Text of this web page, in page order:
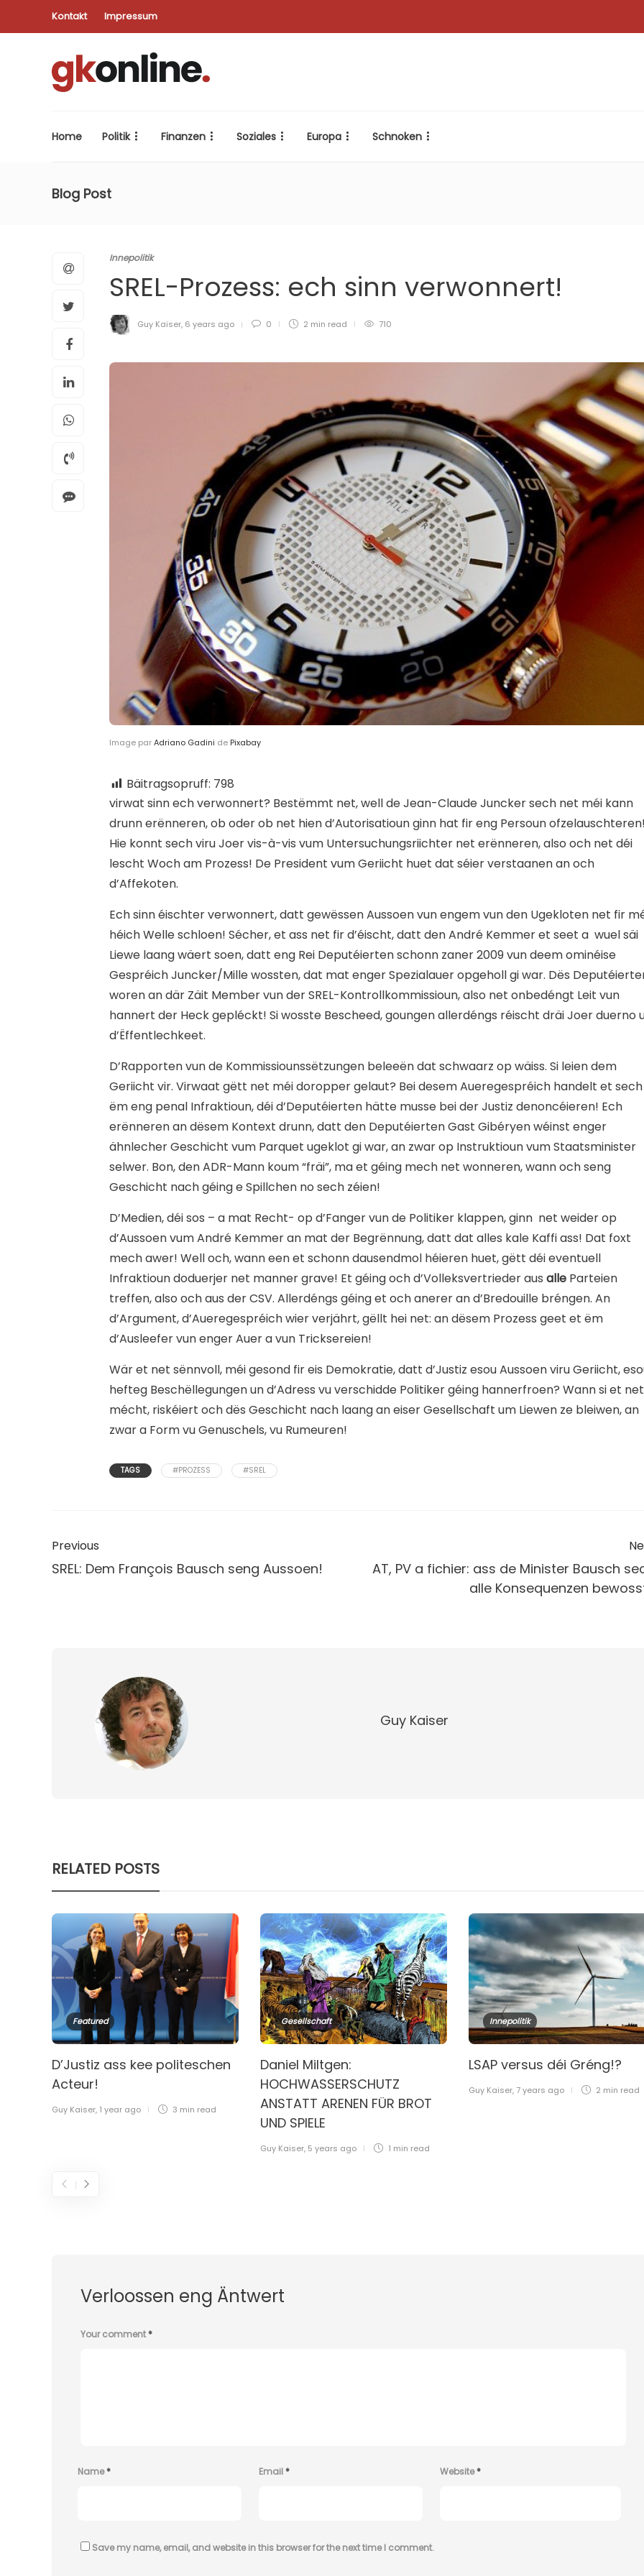
Kontakt Impressum
Home Politik Finanzen Soziales Europa Schnoken
Blog Post
Innepolitik
SREL-Prozess: ech sinn verwonnert!
Guy Kaiser, 6 years ago 0 2 min read 710
Image parAdriano Gadini de Pixabay
Bäitragsopruff: 798
virwat sinn ech verwonnert? Bestëmmt net, well de Jean-Claude Juncker sech net méi kann
drunn erënneren, ob oder ob net hien d’Autorisatioun ginn hat fir eng Persoun
Hie konnt sech viru Joer vis-à-vis vum Untersuchungsriichter net erënneren, also och net déi
lescht Woch am Prozess! De President vum Geriicht huet dat séier verstaanen an och
d’Affekoten.
Ech sinn éischter verwonnert, datt gewëssen Aussoen vun engem vun den Ugekloten net fir
héich Welle schloen! Sécher, et ass net fir d’éischt, datt den André Kemmer et seet a wuel säi
Liewe laang wäert soen, datt eng Rei Deputéierten schonn zaner 2009 vun deem ominéise
Gespréich Juncker/Mille wossten, dat mat enger Spezialauer opgeholl gi war. Dës
woren an där Zäit Member vun der SREL-Kontrollkommissioun, also net onbedéngt Leit vun
hannert der Heck gepléckt! Si wosste Bescheed, goungen allerdéngs réischt dräi Joer duerno
d’Ëffentlechkeet.
D’Rapporten vun de Kommissiounssëtzungen beleeën dat schwaarz op wäiss. Si leien dem
Geriicht vir. Virwaat gëtt net méi doropper gelaut? Bei desem Aueregespréich handelt et sech
ëm eng penal Infraktioun, déi d’Deputéierten hätte musse bei der Justiz denoncéieren! Ech
erënneren an dësem Kontext drunn, datt den Deputéierten Gast Gibéryen wéinst enger
ähnlecher Geschicht vum Parquet ugeklot gi war, an zwar op Instruktioun vum Staatsminister
selwer. Bon, den ADR-Mann koum “fräi”, ma et géing mech net wonneren, wann och seng
Geschicht nach géing e Spillchen no sech zéien!
D’Medien, déi sos – a mat Recht- op d’Fanger vun de Politiker klappen, ginn net weider op
d’Aussoen vum André Kemmer an mat der Begrënnung, datt dat alles kale Kaffi ass! Dat foxt
mech awer! Well och, wann een et schonn dausendmol héieren huet, gëtt déi eventuell
Infraktioun doduerjer net manner grave! Et géing och d’Volleksvertrieder aus alle Parteien
treffen, also och aus der CSV. Allerdéngs géing et och anerer an d’Bredouille bréngen. An
d’Argument, d’Aueregespréich wier verjährt, gëllt hei net: an dësem Prozess geet et ëm
d’Ausleefer vun enger Auer a vun Tricksereien!
Wär et net sënnvoll, méi gesond fir eis Demokratie, datt d’Justiz esou Aussoen viru Geriicht,
hefteg Beschëllegungen un d’Adress vu verschidde Politiker géing hannerfroen? Wann si et net
mécht, riskéiert och dës Geschicht nach laang an eiser Gesellschaft um Liewen ze bleiwen, an
zwar a Form vu Genuschels, vu Rumeuren!
TAGS #PROZESS #SREL
Previous
SREL: Dem François Bausch seng Aussoen!
AT, PV a fichier: ass de Minister Bausch
alle Konsequenzen
Guy Kaiser
RELATED POSTS
Featured
D’Justiz ass kee politeschen
Acteur!
Guy Kaiser, 1 year ago 3 min read
Gesellschaft
Daniel Miltgen:
HOCHWASSERSCHUTZ
ANSTATT ARENEN FÜR BROT
UND SPIELE
Guy Kaiser, 5 years ago 1 min read
Innepolitik
LSAP versus déi Gréng!?
Guy Kaiser, 7 years ago 2 min read
Verloossen eng Äntwert
Your comment*
Name* Email* Website*
Save my name, email, and website in this browser for the next time I comment.